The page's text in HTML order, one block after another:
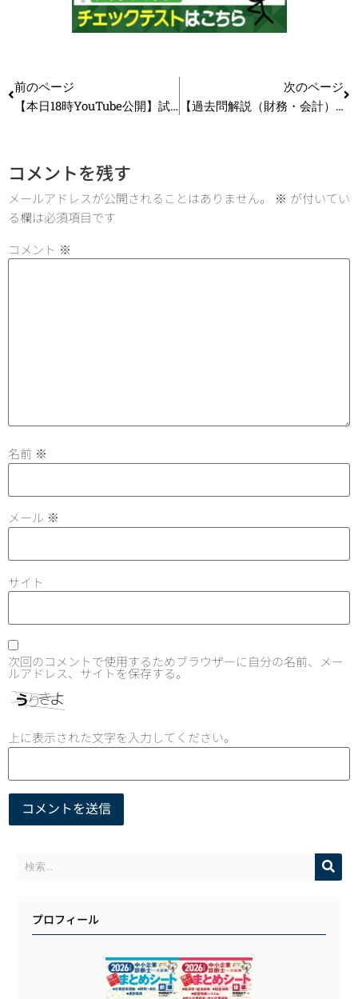
前のページ
【本日18時YouTube公開】試験当日差がつく！本番に強い人の神ルーティンとは？_第350回
次のページ
【過去問解説（財務・会計）】H24 第16問 WACC（加重平均資本コスト）
コメントを残す
メールアドレスが公開されることはありません。 ※ が付いてい
る欄は必須項目です
コメント ※
名前 ※
メール ※
サイト
次回のコメントで使用するためブラウザーに自分の名前、メー
ルアドレス、サイトを保存する。
上に表示された文字を入力してください。
プロフィール